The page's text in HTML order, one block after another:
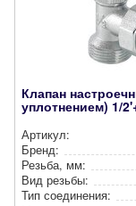
Клапан
уплотнением) 1/
Артикул:
Бренд:
Резьба, мм:
Вид резьбы:
Тип соединения: